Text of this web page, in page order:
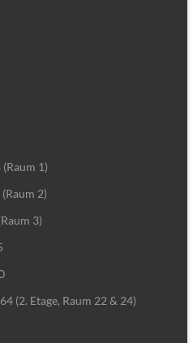
1)
2)
3)
(2. Etage, Raum 22 & 24)